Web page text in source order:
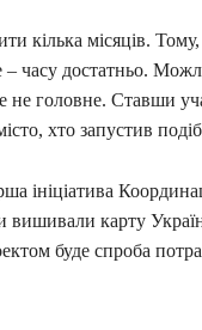
кілька місяців.
– часу достатньо.
не головне. Ставши
хто запустив
ініціатива
вишивали карту
буде спроба